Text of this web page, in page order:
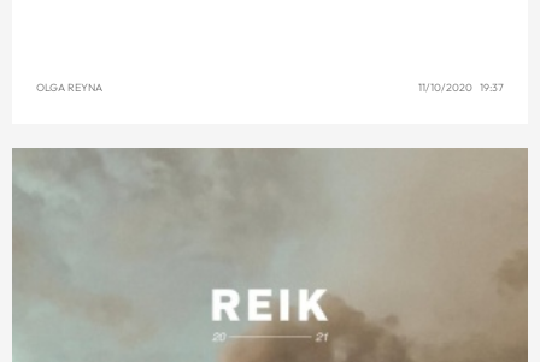
OLGA REYNA 11/10/2020 19:37